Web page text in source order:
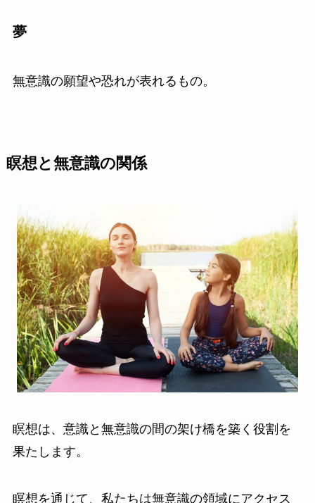
夢
無意識の願望や恐れが表れるもの。
瞑想と無意識の関係
瞑想は、意識と無意識の間の架け橋を築く役割を
果たします。
瞑想を通じて、私たちは無意識の領域にアクセス